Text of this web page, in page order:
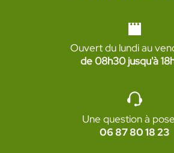
Ouvert du lundi au
de 08h30 jusqu'à
Une question à
06 87 80 18 23